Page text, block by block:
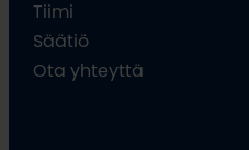
Tiimi
Säätiö
Ota yhteyttä